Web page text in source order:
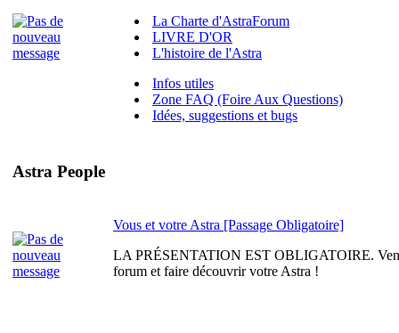
La Charte d'AstraForum
LIVRE D'OR
L'histoire de l'Astra
Infos utiles
Zone FAQ (Foire Aux Questions)
Idées, suggestions et bugs
Astra People
Vous et votre Astra [Passage Obligatoire]
LA PRÉSENTATION EST OBLIGATOIRE.
forum et faire découvrir votre Astra !